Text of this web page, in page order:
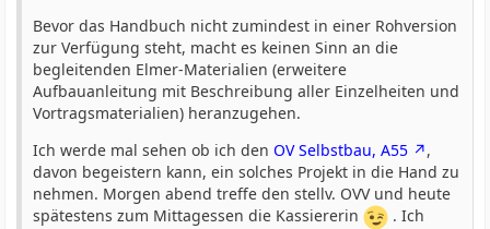
Bevor das Handbuch nicht zumindest in einer Rohversion
zur Verfügung steht, macht es keinen Sinn an die
begleitenden Elmer-Materialien (erweitere
Aufbauanleitung mit Beschreibung aller Einzelheiten und
Vortragsmaterialien) heranzugehen.
Ich werde mal sehen ob ich denOV Selbstbau, A55
,
davon begeistern kann, ein solches Projekt in die Hand zu
nehmen. Morgen abend treffe den stellv. OVV und heute
spätestens zum Mittagessen die Kassiererin
. Ich